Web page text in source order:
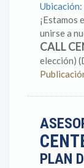
¡Estamos
unirse a
CALL
elección)
PLAN